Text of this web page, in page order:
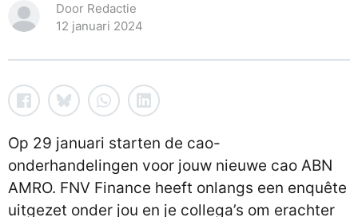
Door Redactie
12 januari 2024
Op 29 januari starten de cao-
onderhandelingen voor jouw nieuwe cao ABN
AMRO. FNV Finance heeft onlangs een enquête
uitgezet onder jou en je collega’s om erachter